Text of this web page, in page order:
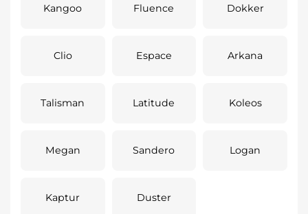
Kangoo Fluence Dokker
Clio Espace Arkana
Talisman Latitude Koleos
Megan Sandero Logan
Kaptur Duster